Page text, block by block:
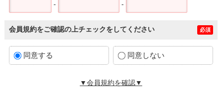
- -
会員規約をご確認の上チェックをしてください 必須
同意する 同意しない
▼会員規約を確認▼